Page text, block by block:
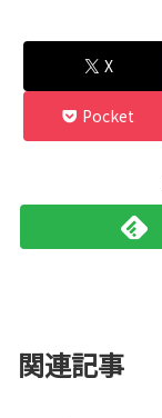
X
Pocket
関連記事